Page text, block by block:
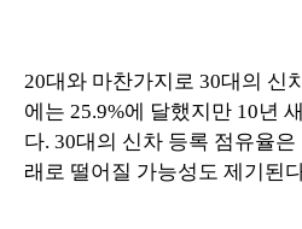
20대와 마찬가지로 30대의 신
에는 25.9%에 달했지만 10년
다. 30대의 신차 등록 점유율
래로 떨어질 가능성도 제기된